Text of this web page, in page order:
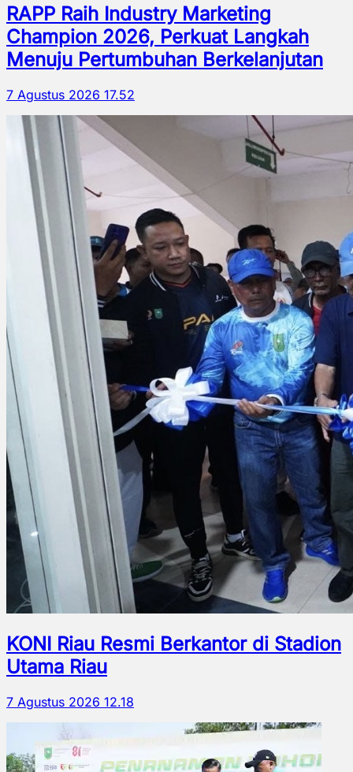
RAPP Raih Industry Marketing
Champion 2026, Perkuat Langkah
Menuju Pertumbuhan Berkelanjutan
7 Agustus 2026 17.52
KONI Riau Resmi Berkantor di Stadion
Utama Riau
7 Agustus 2026 12.18